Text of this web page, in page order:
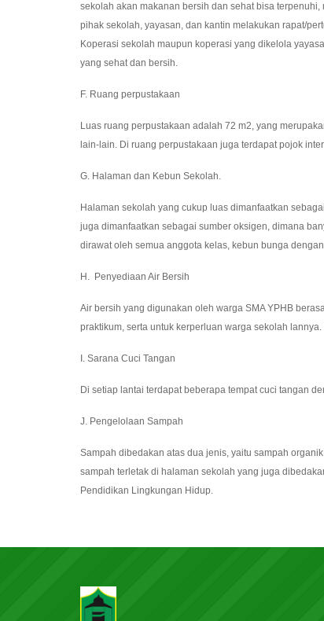
sekolah akan makanan bersih dan sehat bisa
pihak sekolah, yayasan, dan kantin melakukan rapat/
Koperasi sekolah maupun koperasi yang dikelola
yang sehat dan bersih.
F. Ruang perpustakaan
Luas ruang perpustakaan adalah 72 m2, yang
lain-lain. Di ruang perpustakaan juga terdapat pojok
G. Halaman dan Kebun Sekolah.
Halaman sekolah yang cukup luas dimanfaatkan
juga dimanfaatkan sebagai sumber oksigen, dimana
dirawat oleh semua anggota kelas, kebun bunga
H. Penyediaan Air Bersih
Air bersih yang digunakan oleh warga SMA YPHB
praktikum, serta untuk kerperluan warga sekolah
I. Sarana Cuci Tangan
Di setiap lantai terdapat beberapa tempat cuci tangan
J. Pengelolaan Sampah
Sampah dibedakan atas dua jenis, yaitu sampah
sampah terletak di halaman sekolah yang juga
Pendidikan Lingkungan Hidup.